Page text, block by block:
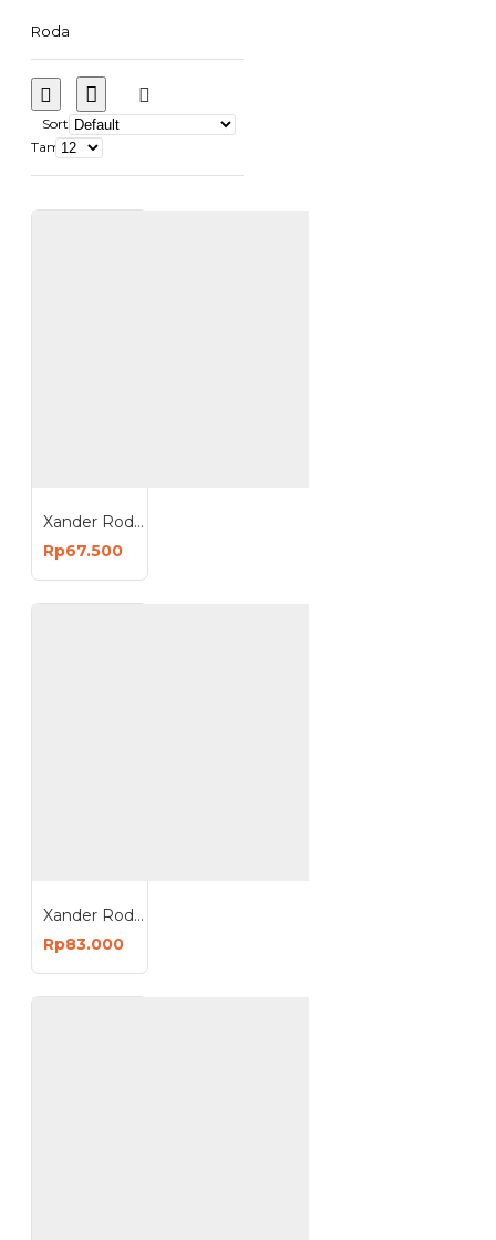
Roda
Sort
Tampilkan:
Xander Roda Trolley Karet 8 inch - Roda Troli Hidup
Rp67.500
Xander Roda Trolley Karet 8 inch - Roda Troli Hidup Rem
Rp83.000